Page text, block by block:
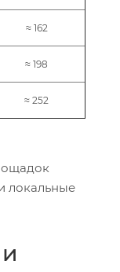
≈ 162
≈ 198
≈ 252
локальные